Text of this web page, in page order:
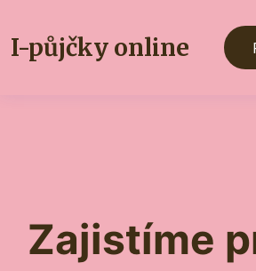
I-půjčky online
Zajistíme